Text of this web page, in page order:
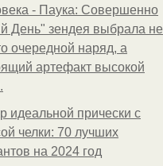
- Паука: Совершенно
День" зендея выбрала не
очередной наряд, а
артефакт высокой
идеальной прически с
челки: 70 лучших
на 2024 год